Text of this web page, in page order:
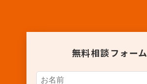
無料相談フォーム